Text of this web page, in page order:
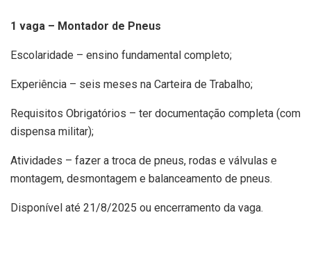
1 vaga – Montador de Pneus
Escolaridade – ensino fundamental completo;
Experiência – seis meses na Carteira de Trabalho;
Requisitos Obrigatórios – ter documentação completa (com
dispensa militar);
Atividades – fazer a troca de pneus, rodas e válvulas e
montagem, desmontagem e balanceamento de pneus.
Disponível até 21/8/2025 ou encerramento da vaga.